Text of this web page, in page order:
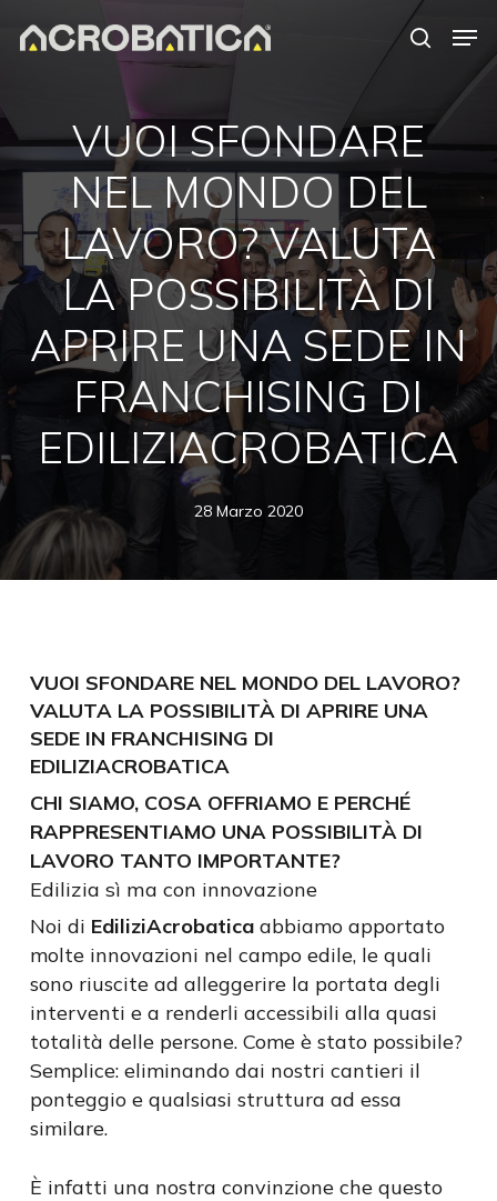
search
VUOI SFONDARE
NEL MONDO DEL
LAVORO? VALUTA
LA POSSIBILITÀ DI
APRIRE UNA SEDE IN
FRANCHISING DI
EDILIZIACROBATICA
28 Marzo 2020
VUOI SFONDARE NEL MONDO DEL LAVORO?
VALUTA LA POSSIBILITÀ DI APRIRE UNA
SEDE IN FRANCHISING DI
EDILIZIACROBATICA
CHI SIAMO, COSA OFFRIAMO E PERCHÉ
RAPPRESENTIAMO UNA POSSIBILITÀ DI
LAVORO TANTO IMPORTANTE?
Edilizia sì ma con innovazione
Noi di EdiliziAcrobaticaabbiamo apportato
molte innovazioni nel campo edile, le quali
sono riuscite ad alleggerire la portata degli
interventi e a renderli accessibili alla quasi
totalità delle persone. Come è stato possibile?
Semplice: eliminando dai nostri cantieri il
ponteggio e qualsiasi struttura ad essa
similare.
È infatti una nostra convinzione che questo
Close
Menu